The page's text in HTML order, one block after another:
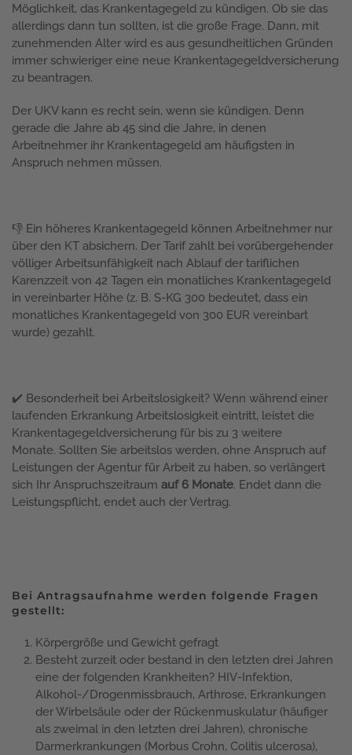
Möglichkeit, das Krankentagegeld zu kündigen. Ob sie das
allerdings dann tun sollten, ist die große Frage. Dann, mit
zunehmenden Alter wird es aus gesundheitlichen Gründen
immer schwieriger eine neue Krankentagegeldversicherung
zu beantragen.
Der UKV kann es recht sein, wenn sie kündigen. Denn
gerade die Jahre ab 45 sind die Jahre, in denen
Arbeitnehmer ihr Krankentagegeld am häufigsten in
Anspruch nehmen müssen.
👎 Ein höheres Krankentagegeld können Arbeitnehmer nur
über den KT absichern. Der Tarif zahlt bei vorübergehender
völliger Arbeitsunfähigkeit nach Ablauf der tariflichen
Karenzzeit von 42 Tagen ein monatliches Krankentagegeld
in vereinbarter Höhe (z. B. S-KG 300 bedeutet, dass ein
monatliches Krankentagegeld von 300 EUR vereinbart
wurde) gezahlt.
✔️ Besonderheit bei Arbeitslosigkeit? Wenn während einer
laufenden Erkrankung Arbeitslosigkeit eintritt, leistet die
Krankentagegeldversicherung für bis zu 3 weitere
Monate. Sollten Sie arbeitslos werden, ohne Anspruch auf
Leistungen der Agentur für Arbeit zu haben, so verlängert
sich Ihr Anspruchszeitraum auf 6 Monate. Endet dann die
Leistungspflicht, endet auch der Vertrag.
Bei Antragsaufnahme werden folgende Fragen
gestellt:
Körpergröße und Gewicht gefragt
Besteht zurzeit oder bestand in den letzten drei Jahren
eine der folgenden Krankheiten? HIV-Infektion,
Alkohol-/Drogenmissbrauch, Arthrose, Erkrankungen
der Wirbelsäule oder der Rückenmuskulatur (häufiger
als zweimal in den letzten drei Jahren), chronische
Darmerkrankungen (Morbus Crohn, Colitis ulcerosa),